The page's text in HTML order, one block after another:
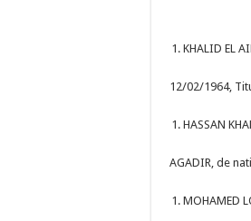
KHALID EL
12/02/1964,
HASSAN
AGADIR, de
MOHAMED